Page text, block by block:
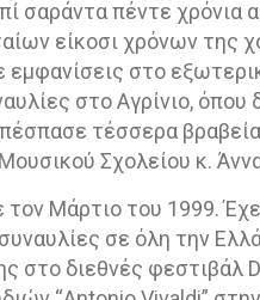
σαράντα πέντε χρόνια
είκοσι χρόνων της
στο
στο Αγρίνιο, όπου
τέσσερα
Σχολείου κ.
τον Μάρτιο του 1999.
σε όλη την
στο διεθνές φεστιβάλ D